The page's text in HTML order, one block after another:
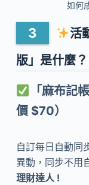
如何
活
版」是什麼？
「麻布記
價 $70）
自訂每日自動同
異動，同步不用
理財達人 !